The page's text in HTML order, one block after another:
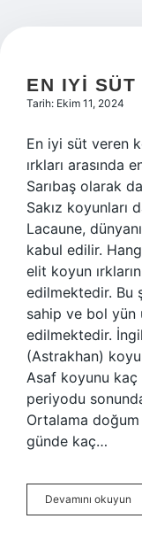
EN IYI SÜT
Tarih: Ekim 11, 2024
En iyi süt veren
ırkları arasında
Sarıbaş olarak
Sakız koyunları
Lacaune,
kabul edilir.
elit koyun
edilmektedir. Bu
sahip ve bol yün
edilmektedir.
(Astrakhan)
Asaf koyunu kaç
periyodu
Ortalama doğum
günde kaç…
Devamını okuyun
Iyi